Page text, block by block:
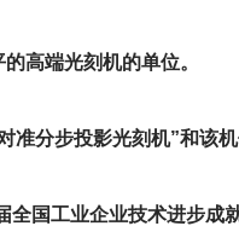
高端光刻机的单位。
准分步投影光刻机”和该
全国工业企业技术进步成